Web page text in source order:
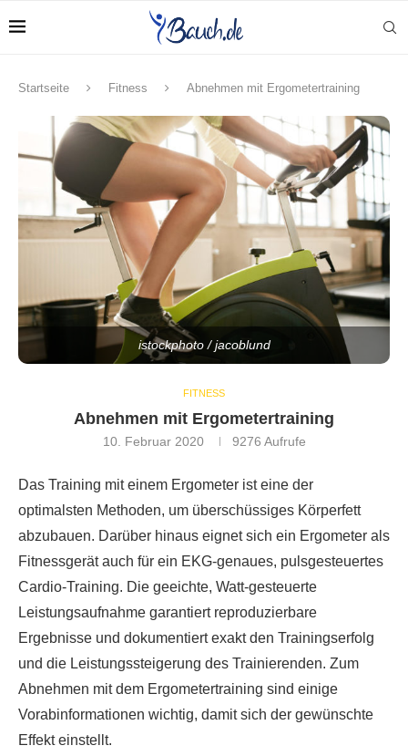
Startseite Fitness Abnehmen mit Ergometertraining
istockphoto / jacoblund
FITNESS
Abnehmen mit Ergometertraining
10. Februar 2020 9276 Aufrufe
Das Training mit einem Ergometer ist eine der
optimalsten Methoden, um überschüssiges Körperfett
abzubauen. Darüber hinaus eignet sich ein Ergometer als
Fitnessgerät auch für ein EKG-genaues, pulsgesteuertes
Cardio-Training. Die geeichte, Watt-gesteuerte
Leistungsaufnahme garantiert reproduzierbare
Ergebnisse und dokumentiert exakt den Trainingserfolg
und die Leistungssteigerung des Trainierenden. Zum
Abnehmen mit dem Ergometertraining sind einige
Vorabinformationen wichtig, damit sich der gewünschte
Effekt einstellt.